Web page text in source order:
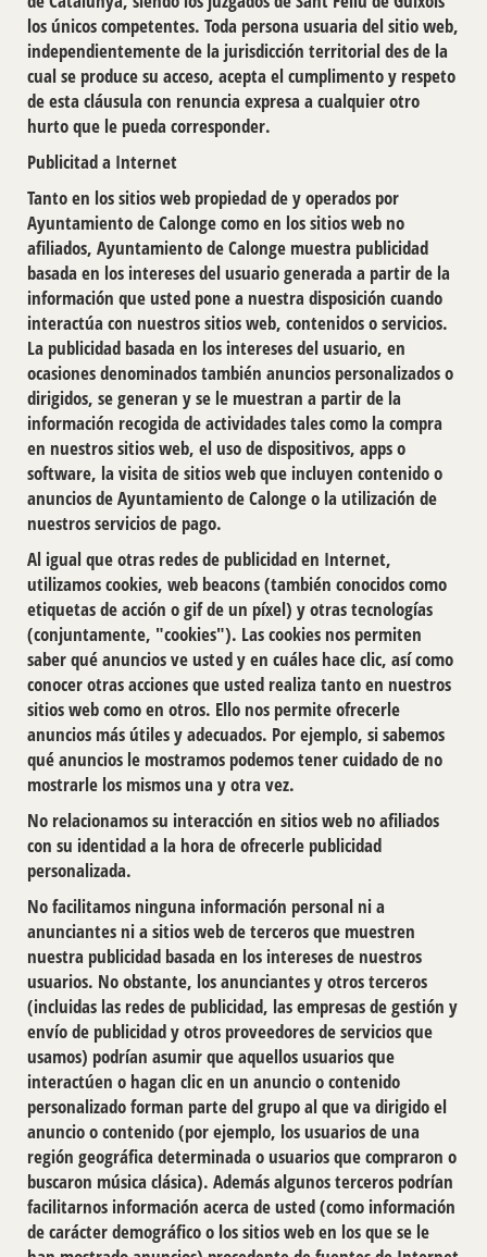
los únicos competentes. Toda persona usuaria del sitio web,
independientemente de la jurisdicción territorial des de la
cual se produce su acceso, acepta el cumplimento y respeto
de esta cláusula con renuncia expresa a cualquier otro
hurto que le pueda corresponder.
Publicitad a Internet
Tanto en los sitios web propiedad de y operados por
Ayuntamiento de Calonge como en los sitios web no
aﬁliados, Ayuntamiento de Calonge muestra publicidad
basada en los intereses del usuario generada a partir de la
información que usted pone a nuestra disposición cuando
interactúa con nuestros sitios web, contenidos o servicios.
La publicidad basada en los intereses del usuario, en
ocasiones denominados también anuncios personalizados o
dirigidos, se generan y se le muestran a partir de la
información recogida de actividades tales como la compra
en nuestros sitios web, el uso de dispositivos, apps o
software, la visita de sitios web que incluyen contenido o
anuncios de Ayuntamiento de Calonge o la utilización de
nuestros servicios de pago.
Al igual que otras redes de publicidad en Internet,
utilizamos cookies, web beacons (también conocidos como
etiquetas de acción o gif de un píxel) y otras tecnologías
(conjuntamente, "cookies"). Las cookies nos permiten
saber qué anuncios ve usted y en cuáles hace clic, así como
conocer otras acciones que usted realiza tanto en nuestros
sitios web como en otros. Ello nos permite ofrecerle
anuncios más útiles y adecuados. Por ejemplo, si sabemos
qué anuncios le mostramos podemos tener cuidado de no
mostrarle los mismos una y otra vez.
No relacionamos su interacción en sitios web no aﬁliados
con su identidad a la hora de ofrecerle publicidad
personalizada.
No facilitamos ninguna información personal ni a
anunciantes ni a sitios web de terceros que muestren
nuestra publicidad basada en los intereses de nuestros
usuarios. No obstante, los anunciantes y otros terceros
(incluidas las redes de publicidad, las empresas de gestión y
envío de publicidad y otros proveedores de servicios que
usamos) podrían asumir que aquellos usuarios que
interactúen o hagan clic en un anuncio o contenido
personalizado forman parte del grupo al que va dirigido el
anuncio o contenido (por ejemplo, los usuarios de una
región geográﬁca determinada o usuarios que compraron o
buscaron música clásica). Además algunos terceros podrían
facilitarnos información acerca de usted (como información
de carácter demográﬁco o los sitios web en los que se le